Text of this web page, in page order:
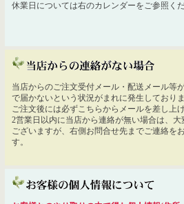
休業日については右のカレンダーをご参照くだ
当店からのご注文受付メール・配送メール等
で届かないという状況がまれに発生しておりま
ご注文後には必ずこちらからメールを差し上
2営業日以内に当店から連絡が無い場合は、大
ございますが、右側お問合せ先までご連絡を
す。